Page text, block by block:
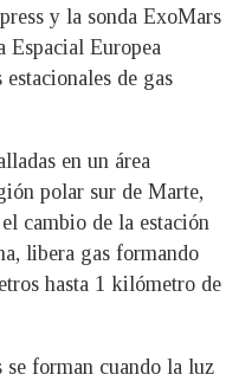
y la sonda ExoMars
Espacial Europea
de gas
en un área
polar sur de Marte,
cambio de la estación
libera gas formando
hasta 1 kilómetro de
se forman cuando la luz